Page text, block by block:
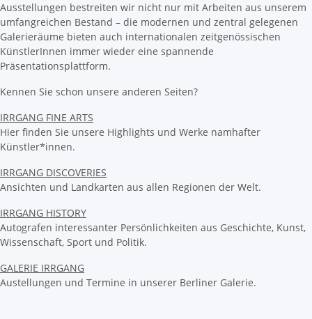
Ausstellungen bestreiten wir nicht nur mit Arbeiten aus unserem
umfangreichen Bestand – die modernen und zentral gelegenen
Galerieräume bieten auch internationalen zeitgenössischen
KünstlerInnen immer wieder eine spannende
Präsentationsplattform.
Kennen Sie schon unsere anderen Seiten?
IRRGANG FINE ARTS
Hier finden Sie unsere Highlights und Werke namhafter
Künstler*innen.
IRRGANG DISCOVERIES
Ansichten und Landkarten aus allen Regionen der Welt.
IRRGANG HISTORY
Autografen interessanter Persönlichkeiten aus Geschichte, Kunst,
Wissenschaft, Sport und Politik.
GALERIE IRRGANG
Austellungen und Termine in unserer Berliner Galerie.